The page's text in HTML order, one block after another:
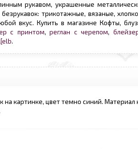
рукавом, украшенные
трикотажные, вязаные,
вкус. Купить в магазине Кофты,
с принтом, реглан с черепом,
.
на картинке, цвет темно синий.